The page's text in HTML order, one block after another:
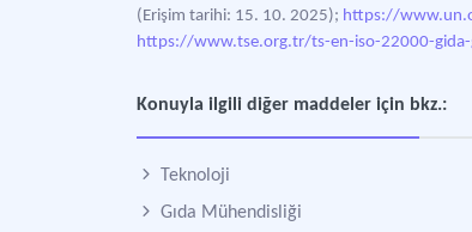
(Erişim tarihi: 15. 10. 2025); https://
https://www.tse.org.tr/ts-en-iso-22000-gida-
Konuyla ilgili diğer maddeler için bkz.:
Teknoloji
Gıda Mühendisliği